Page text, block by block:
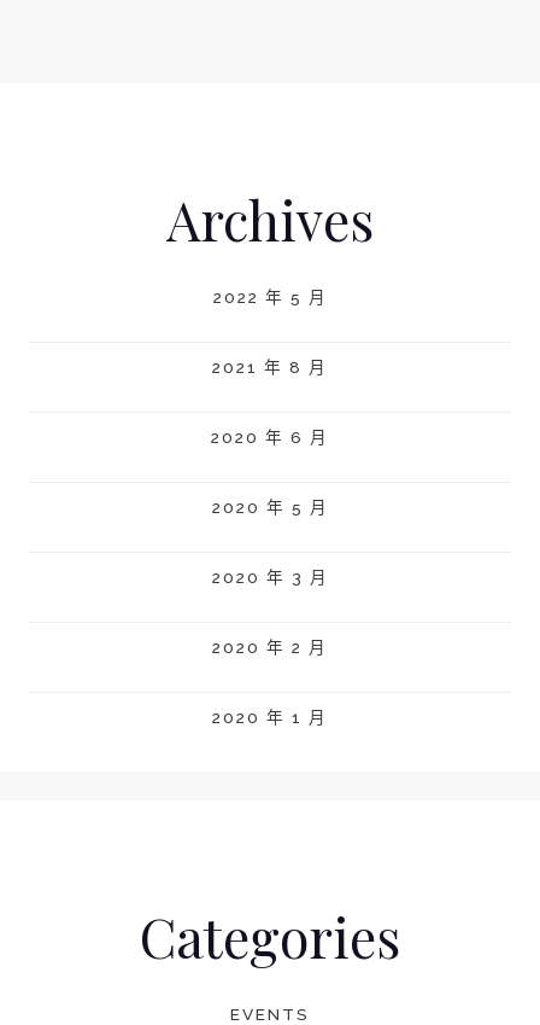
Archives
2022 年 5 月
2021 年 8 月
2020 年 6 月
2020 年 5 月
2020 年 3 月
2020 年 2 月
2020 年 1 月
Categories
EVENTS